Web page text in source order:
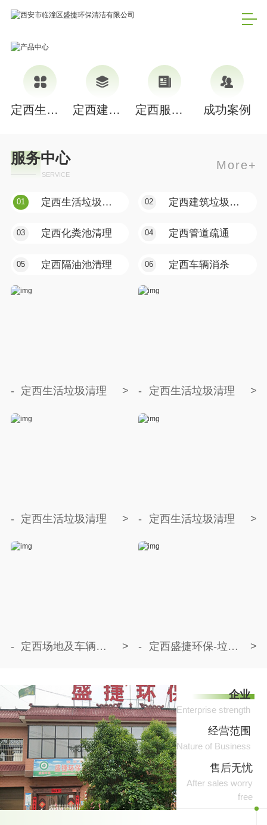
定西生活垃圾清理 定西建筑垃圾清理 定西服务中心 成功案例
服务中心
SERVICE
More+
01 定西生活垃圾清理 02 定西建筑垃圾清理
03 定西化粪池清理 04 定西管道疏通
05 定西隔油池清理 06 定西车辆消杀
定西生活垃圾清理 定西生活垃圾清理
定西生活垃圾清理 定西生活垃圾清理
定西场地及车辆消杀除臭 定西盛捷环保-垃圾清运
企业
Enterprise strength
经营范围
Nature of Business
售后无忧
After sales worry
free